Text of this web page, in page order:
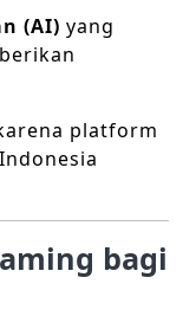
(AI) yang
platform
bagi